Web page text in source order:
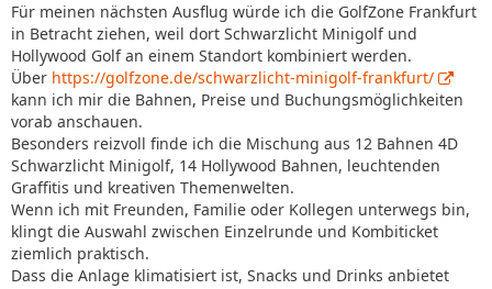
Für meinen nächsten Ausflug würde ich die GolfZone Frankfurt
in Betracht ziehen, weil dort Schwarzlicht Minigolf und
Hollywood Golf an einem Standort kombiniert werden.
Über https://golfzone.de/schwarzlicht-minigolf-frankfurt/
kann ich mir die Bahnen, Preise und Buchungsmöglichkeiten
vorab anschauen.
Besonders reizvoll finde ich die Mischung aus 12 Bahnen 4D
Schwarzlicht Minigolf, 14 Hollywood Bahnen, leuchtenden
Graffitis und kreativen Themenwelten.
Wenn ich mit Freunden, Familie oder Kollegen unterwegs bin,
klingt die Auswahl zwischen Einzelrunde und Kombiticket
ziemlich praktisch.
Dass die Anlage klimatisiert ist, Snacks und Drinks anbietet